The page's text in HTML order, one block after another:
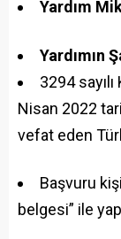
Yardım
Yardımın
3294
Nisan 2022
vefat eden
Başvuru
belgesi” ile